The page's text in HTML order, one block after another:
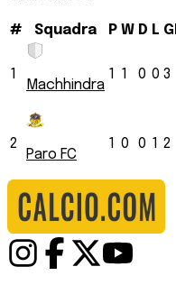
# Squadra P W D L
1
Machhindra
1 1 0 0 3
2
Paro FC
1 0 0 1 2